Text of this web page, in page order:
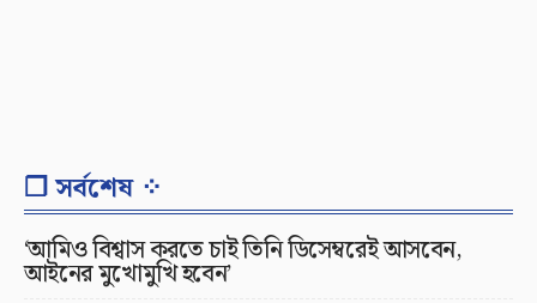
❐ সর্বশেষ ⁘
‘আমিও বিশ্বাস করতে চাই তিনি ডিসেম্বরেই আসবেন,
আইনের মুখোমুখি হবেন’